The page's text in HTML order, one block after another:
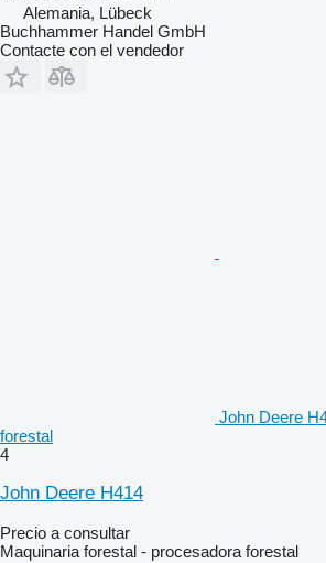
Alemania, Lübeck
Buchhammer Handel GmbH
Contacte con el vendedor
John Deere
forestal
4
John Deere H414
Precio a consultar
Maquinaria forestal - procesadora forestal